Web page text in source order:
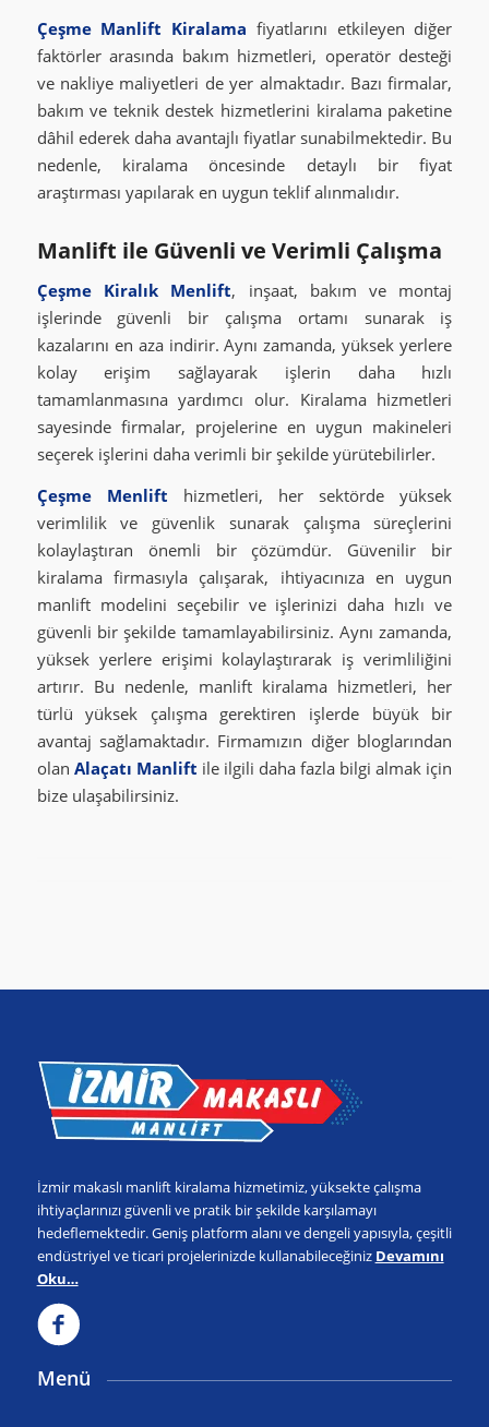
Çeşme Manlift Kiralama fiyatlarını etkileyen diğer
faktörler arasında bakım hizmetleri, operatör desteği
ve nakliye maliyetleri de yer almaktadır. Bazı firmalar,
bakım ve teknik destek hizmetlerini kiralama paketine
dâhil ederek daha avantajlı fiyatlar sunabilmektedir. Bu
nedenle, kiralama öncesinde detaylı bir fiyat
araştırması yapılarak en uygun teklif alınmalıdır.
Manlift ile Güvenli ve Verimli Çalışma
Çeşme Kiralık Menlift, inşaat, bakım ve montaj
işlerinde güvenli bir çalışma ortamı sunarak iş
kazalarını en aza indirir. Aynı zamanda, yüksek yerlere
kolay erişim sağlayarak işlerin daha hızlı
tamamlanmasına yardımcı olur. Kiralama hizmetleri
sayesinde firmalar, projelerine en uygun makineleri
seçerek işlerini daha verimli bir şekilde yürütebilirler.
Çeşme Menlift hizmetleri, her sektörde yüksek
verimlilik ve güvenlik sunarak çalışma süreçlerini
kolaylaştıran önemli bir çözümdür. Güvenilir bir
kiralama firmasıyla çalışarak, ihtiyacınıza en uygun
manlift modelini seçebilir ve işlerinizi daha hızlı ve
güvenli bir şekilde tamamlayabilirsiniz. Aynı zamanda,
yüksek yerlere erişimi kolaylaştırarak iş verimliliğini
artırır. Bu nedenle, manlift kiralama hizmetleri, her
türlü yüksek çalışma gerektiren işlerde büyük bir
avantaj sağlamaktadır. Firmamızın diğer bloglarından
olan Alaçatı Manlift ile ilgili daha fazla bilgi almak için
bize ulaşabilirsiniz.
İzmir makaslı manlift kiralama hizmetimiz, yüksekte çalışma
ihtiyaçlarınızı güvenli ve pratik bir şekilde karşılamayı
hedeflemektedir. Geniş platform alanı ve dengeli yapısıyla, çeşitli
endüstriyel ve ticari projelerinizde kullanabileceğiniz Devamını
Oku…
Menü